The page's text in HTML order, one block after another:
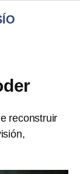
reconstruir